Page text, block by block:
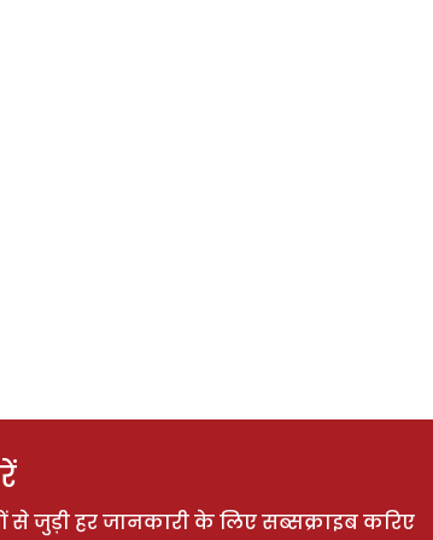
से जुड़ी हर जानकारी के लिए सब्सक्राइब करिए